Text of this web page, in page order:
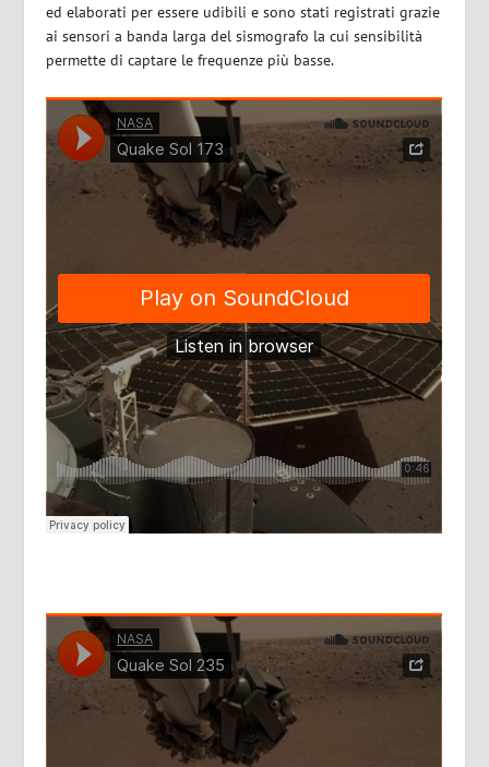
ed elaborati per essere udibili e sono stati registrati grazie
ai sensori a banda larga del sismografo la cui sensibilità
permette di captare le frequenze più basse.